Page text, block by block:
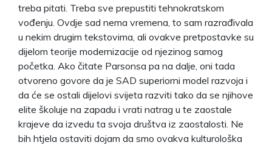
treba pitati. Treba sve prepustiti tehnokratskom
vođenju. Ovdje sad nema vremena, to sam razrađivala
u nekim drugim tekstovima, ali ovakve pretpostavke su
dijelom teorije modernizacije od njezinog samog
početka. Ako čitate Parsonsa pa na dalje, oni tada
otvoreno govore da je SAD superiorni model razvoja i
da će se ostali dijelovi svijeta razviti tako da se njihove
elite školuje na zapadu i vrati natrag u te zaostale
krajeve da izvedu ta svoja društva iz zaostalosti. Ne
bih htjela ostaviti dojam da smo ovakva kulturološka